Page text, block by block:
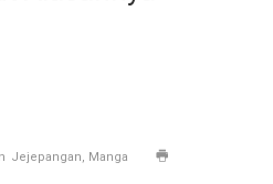
Jejepangan Manga